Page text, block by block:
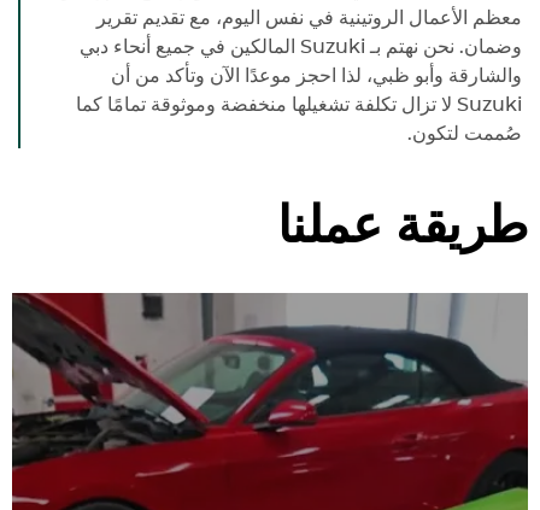
معظم الأعمال الروتينية في نفس اليوم، مع تقديم تقرير
وضمان. نحن نهتم بـ Suzuki المالكين في جميع أنحاء دبي
والشارقة وأبو ظبي، لذا احجز موعدًا الآن وتأكد من أن
Suzuki لا تزال تكلفة تشغيلها منخفضة وموثوقة تمامًا كما
صُممت لتكون.
طريقة عملنا